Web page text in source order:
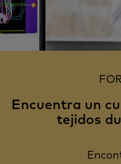
Encuentra un
tejidos